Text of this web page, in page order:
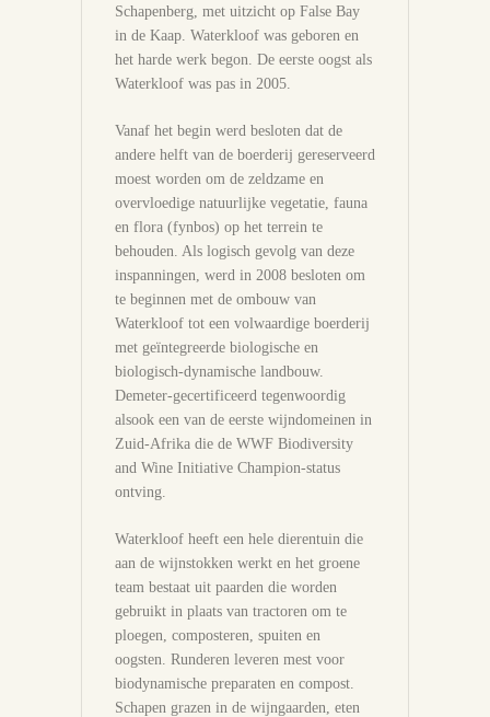
Schapenberg, met uitzicht op False Bay
in de Kaap. Waterkloof was geboren en
het harde werk begon. De eerste oogst als
Waterkloof was pas in 2005.
Vanaf het begin werd besloten dat de
andere helft van de boerderij gereserveerd
moest worden om de zeldzame en
overvloedige natuurlijke vegetatie, fauna
en flora (fynbos) op het terrein te
behouden. Als logisch gevolg van deze
inspanningen, werd in 2008 besloten om
te beginnen met de ombouw van
Waterkloof tot een volwaardige boerderij
met geïntegreerde biologische en
biologisch-dynamische landbouw.
Demeter-gecertificeerd tegenwoordig
alsook een van de eerste wijndomeinen in
Zuid-Afrika die de WWF Biodiversity
and Wine Initiative Champion-status
ontving.
Waterkloof heeft een hele dierentuin die
aan de wijnstokken werkt en het groene
team bestaat uit paarden die worden
gebruikt in plaats van tractoren om te
ploegen, composteren, spuiten en
oogsten. Runderen leveren mest voor
biodynamische preparaten en compost.
Schapen grazen in de wijngaarden, eten